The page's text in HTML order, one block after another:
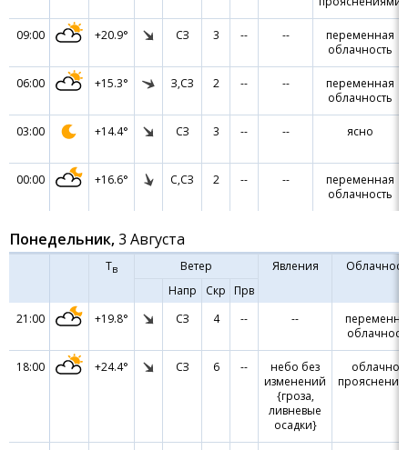
09:00 +20.9° СЗ 3 -- --
переменная
облачность
06:00 +15.3° З,СЗ 2 -- --
переменная
облачность
03:00 +14.4° СЗ 3 -- -- ясно
00:00 +16.6° С,СЗ 2 -- --
переменная
облачность
Понедельник, 3 Августа
Тв Ветер Явления
Напр
Скр Прв
21:00
+19.8° СЗ 4 -- --
18:00 +24.4° СЗ 6 --
небо без
изменений
{гроза,
ливневые
осадки}
облачно с